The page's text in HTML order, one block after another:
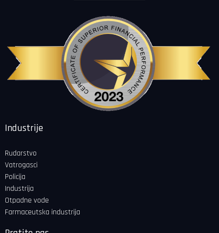
Industrije
Rudarstvo
Vatrogasci
Policija
Industrija
Otpadne vode
Farmaceutska industrija